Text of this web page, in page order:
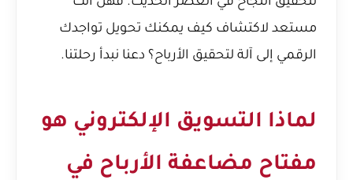
مستعد لاكتشاف كيف يمكنك تحويل تواجدك
الرقمي إلى آلة لتحقيق الأرباح؟ دعنا نبدأ رحلتنا.
لماذا التسويق الإلكتروني هو
مفتاح مضاعفة الأرباح في